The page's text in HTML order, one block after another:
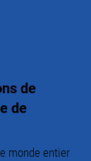
de
de
monde entier